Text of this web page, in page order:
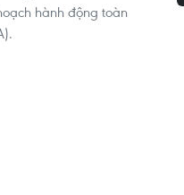
hành động toàn